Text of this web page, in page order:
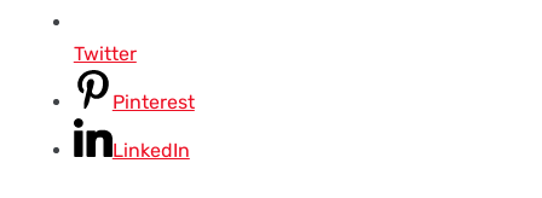
Twitter
Pinterest
LinkedIn